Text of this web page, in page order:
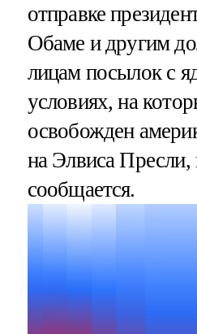
отправке
Обаме и другим
лицам посылок с
условиях, на
освобожден
на Элвиса Пресли,
сообщается.